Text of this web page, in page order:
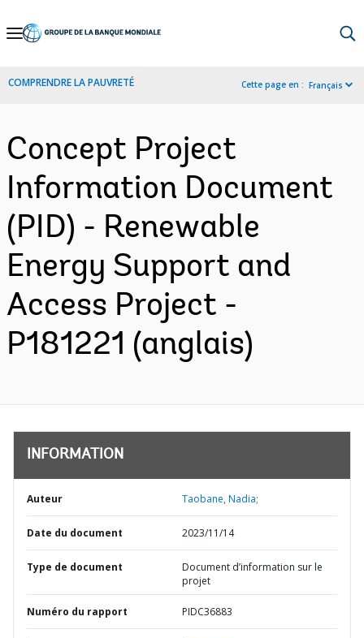
Skip
Navigation
COMPRENDRE LA PAUVRETÉ Cette page en : Français
Concept Project
Information Document
(PID) - Renewable
Energy Support and
Access Project -
P181221 (anglais)
INFORMATION
Auteur Taobane, Nadia;
Date du document 2023/11/14
Type de document
Document d’information sur le
projet
Numéro du rapport PIDC36883